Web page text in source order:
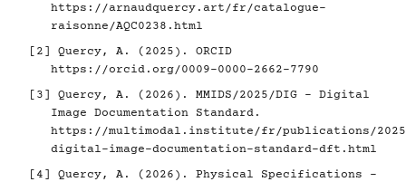
https://arnaudquercy.art/fr/catalogue-
raisonne/AQC0238.html
[2]
Quercy, A. (2025). ORCID
https://orcid.org/0009-0000-2662-7790
[3]
Quercy, A. (2026). MMIDS/2025/DIG - Digital
Image Documentation Standard.
https://multimodal.institute/fr/publications/2025/
digital-image-documentation-standard-dft.html
[4]
Quercy, A. (2026). Physical Specifications -